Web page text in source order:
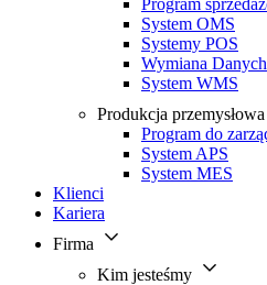
Program
System OMS
Systemy POS
Wymiana Danych
System WMS
Produkcja przemysłowa
Program do
System APS
System MES
Klienci
Kariera
Firma
Kim jesteśmy